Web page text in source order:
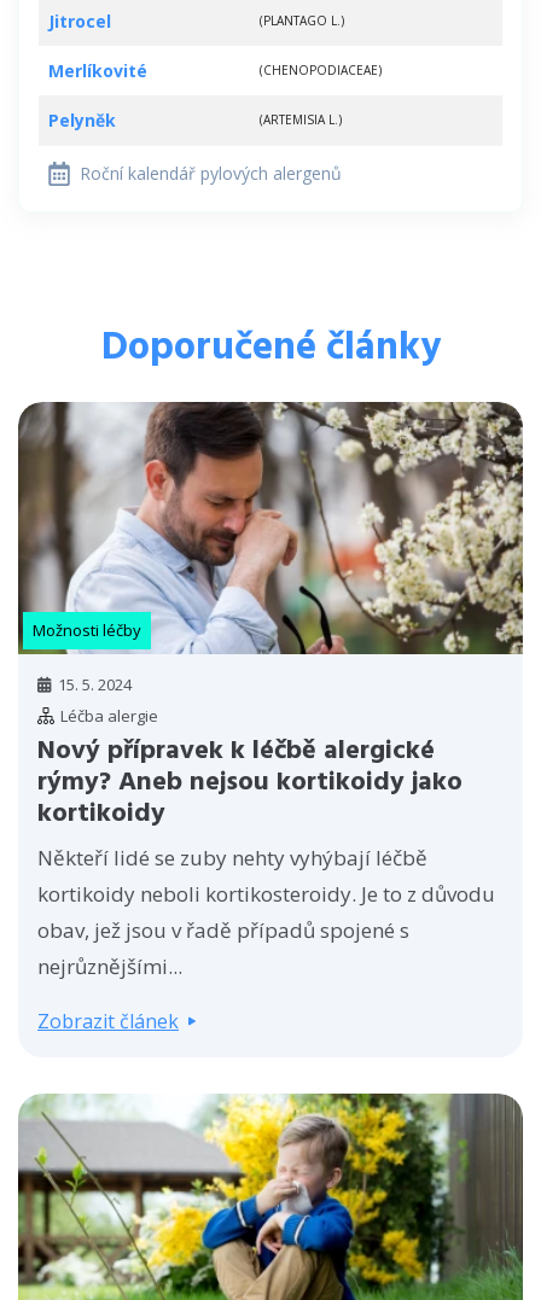
Jitrocel (PLANTAGO L.)
Merlíkovité (CHENOPODIACEAE)
Pelyněk (ARTEMISIA L.)
Roční kalendář pylových alergenů
Doporučené články
Možnosti léčby
15. 5. 2024
Léčba alergie
Nový přípravek k léčbě alergické
rýmy? Aneb nejsou kortikoidy jako
kortikoidy
Někteří lidé se zuby nehty vyhýbají léčbě
kortikoidy neboli kortikosteroidy. Je to z důvodu
obav, jež jsou v řadě případů spojené s
nejrůznějšími...
Zobrazit článek